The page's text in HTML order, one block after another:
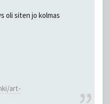
oli siten jo kolmas
art-